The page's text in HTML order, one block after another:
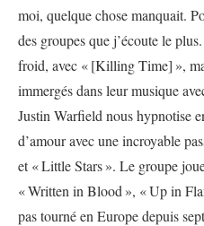
moi, quelque chose manquait.
des groupes que j’écoute le
froid, avec «[Killing Time] »,
immergés dans leur musique
Justin Warfield nous hypnotise
d’amour avec une incroyable
et «Little Stars». Le groupe
«Written in Blood », «Up in
pas tourné en Europe depuis